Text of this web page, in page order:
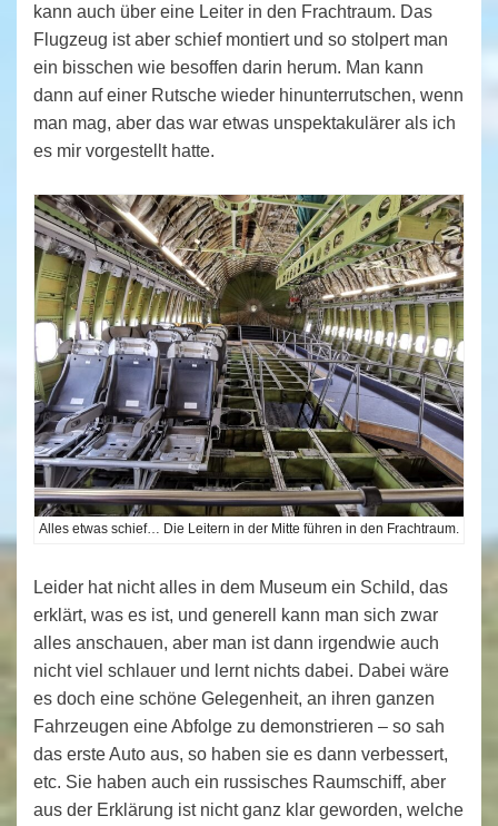
kann auch über eine Leiter in den Frachtraum. Das
Flugzeug ist aber schief montiert und so stolpert man
ein bisschen wie besoffen darin herum. Man kann
dann auf einer Rutsche wieder hinunterrutschen, wenn
man mag, aber das war etwas unspektakulärer als ich
es mir vorgestellt hatte.
Alles etwas schief… Die Leitern in der Mitte führen in den Frachtraum.
Leider hat nicht alles in dem Museum ein Schild, das
erklärt, was es ist, und generell kann man sich zwar
alles anschauen, aber man ist dann irgendwie auch
nicht viel schlauer und lernt nichts dabei. Dabei wäre
es doch eine schöne Gelegenheit, an ihren ganzen
Fahrzeugen eine Abfolge zu demonstrieren – so sah
das erste Auto aus, so haben sie es dann verbessert,
etc. Sie haben auch ein russisches Raumschiff, aber
aus der Erklärung ist nicht ganz klar geworden, welche